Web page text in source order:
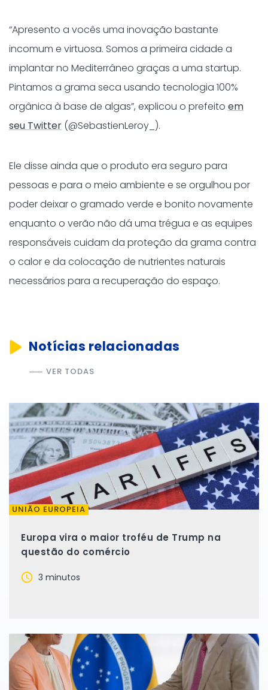
“Apresento a vocês uma inovação bastante
incomum e virtuosa. Somos a primeira cidade a
implantar no Mediterrâneo graças a uma startup.
Pintamos a grama seca usando tecnologia 100%
orgânica à base de algas”, explicou o prefeito em
seu Twitter (@SebastienLeroy_).
Ele disse ainda que o produto era seguro para
pessoas e para o meio ambiente e se orgulhou por
poder deixar o gramado verde e bonito novamente
enquanto o verão não dá uma trégua e as equipes
responsáveis cuidam da proteção da grama contra
o calor e da colocação de nutrientes naturais
necessários para a recuperação do espaço.
Notícias relacionadas
VER TODAS
UNIÃO EUROPEIA
Europa vira o maior troféu de Trump na
questão do comércio
3 minutos